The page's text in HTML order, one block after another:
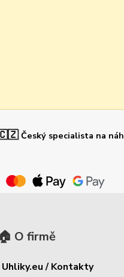
Český specialista na
🏠 O firmě
Uhliky.eu / Kontakty